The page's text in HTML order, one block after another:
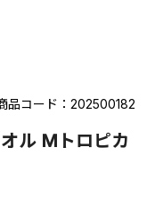
品コード：202500182
ル Mトロピカ